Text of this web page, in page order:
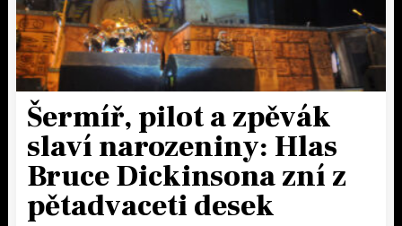
Šermíř, pilot a zpěvák
slaví narozeniny: Hlas
Bruce Dickinsona zní z
pětadvaceti desek